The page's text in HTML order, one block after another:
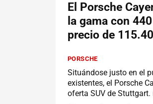
El Porsche
la gama con
precio de
PORSCHE
Situándose justo en el
existentes, el Porsche
oferta SUV de Stuttgart.